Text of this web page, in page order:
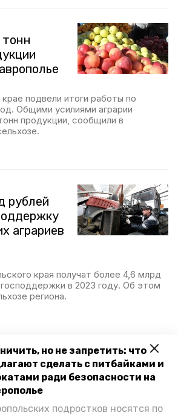
но не запретить: что
сделать с питбайками и
ради безопасности на
подростков носятся по
подвели итоги работы по
Общими усилиями аграрии
продукции, сообщили в
рублей
аграриев
края получат более 4,6 млрд
в 2023 году. Об этом
региона.
на
2023 году